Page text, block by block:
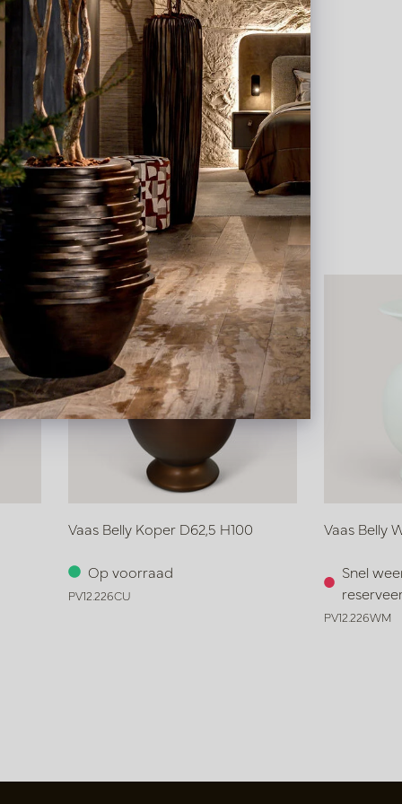
Vaas Belly Koper D62,5 H100
Op voorraad
PV12.226CU
Vaas Belly
Snel
PV12.226WM